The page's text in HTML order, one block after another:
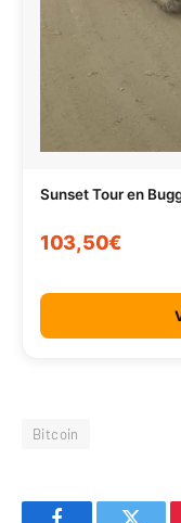
Sunset Tour en
103,50€
Bitcoin